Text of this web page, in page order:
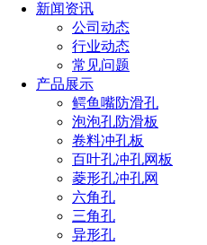
新闻资讯
公司动态
行业动态
常见问题
产品展示
鳄鱼嘴防滑孔
泡泡孔防滑板
卷料冲孔板
百叶孔冲孔网板
菱形孔冲孔网
六角孔
三角孔
异形孔